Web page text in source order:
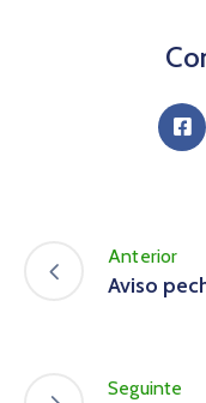
Anterior
Aviso
Seguinte